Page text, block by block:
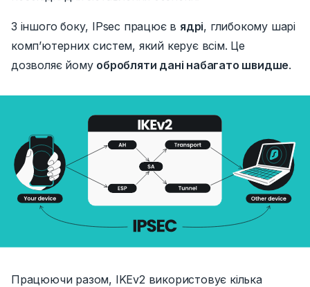
З іншого боку, IPsec працює в ядрі, глибокому шарі
комп’ютерних систем, який керує всім. Це
дозволяє йому обробляти дані набагато швидше.
Працюючи разом, IKEv2 використовує кілька